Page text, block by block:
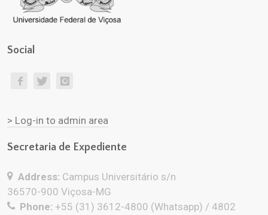
Social
> Log-in to admin area
Secretaria de Expediente
Address: Campus Universitário s/n
36570-900 Viçosa-MG
Phone: +55 (31) 3612-4800 (Whatsapp) / 4802